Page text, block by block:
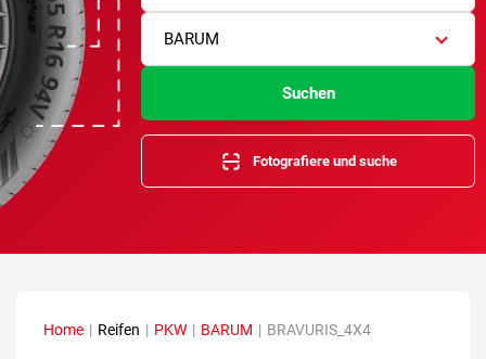
BARUM
Suchen
Fotografiere und suche
Home | Reifen | PKW | BARUM | BRAVURIS_4X4